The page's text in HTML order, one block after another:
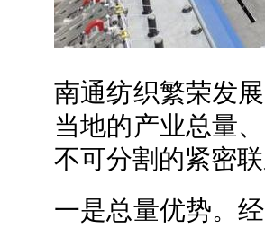
南通纺织繁荣发
当地的产业总量
不可分割的紧密联
一是总量优势。